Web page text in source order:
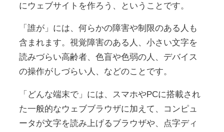
にウェブサイトを作ろう、ということです。
「誰が」には、何らかの障害や制限のある人も
含まれます。視覚障害のある人、小さい文字を
読みづらい高齢者、色盲や色弱の人、デバイス
の操作がしづらい人、などのことです。
「どんな端末で」には、スマホやPCに搭載され
た一般的なウェブブラウザに加えて、コンピュ
ータが文字を読み上げるブラウザや、点字ディ